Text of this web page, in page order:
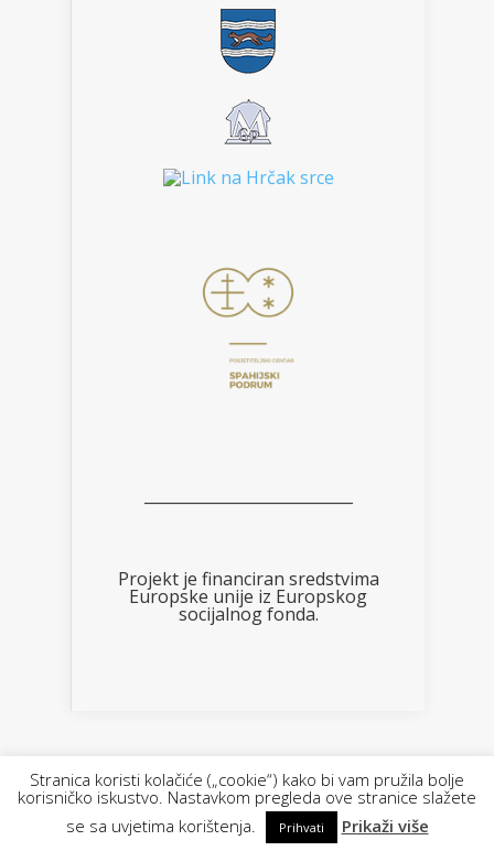
Projekt je financiran sredstvima
Europske unije iz Europskog
socijalnog fonda.
Designed by FOTOimago.hr | Powered by
WordPress
Stranica koristi kolačiće („cookie“) kako bi vam pružila bolje
korisničko iskustvo. Nastavkom pregleda ove stranice slažete
se sa uvjetima korištenja.
Prihvati Prikaži više